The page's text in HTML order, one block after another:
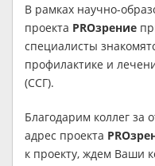
В рамках научно-
проекта PROзрение
специалисты
профилактике и
(ССГ).
Благодарим коллег за
адрес проекта
к проекту, ждем Ваши